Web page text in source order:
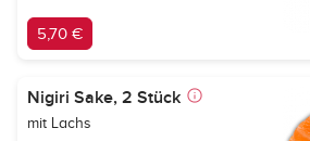
5,70 €
Nigiri Sake, 2 Stück
mit Lachs